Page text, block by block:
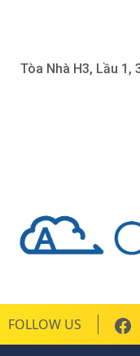
Tòa Nhà H3, Lầu 1,
FOLLOW US